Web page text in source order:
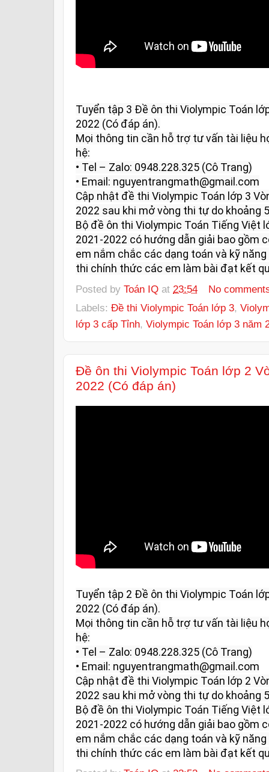
Tuyển tập 3 Đề ôn thi Violympic Toán
2022 (Có đáp án).
Mọi thông tin cần hỗ trợ tư vấn tài liệu
hệ:
• Tel – Zalo: 0948.228.325 (Cô Trang)
• Email: nguyentrangmath@gmail.com
Cập nhật đề thi Violympic Toán lớp 3
2022 sau khi mở vòng thi tự do khoảng
Bộ đề ôn thi Violympic Toán Tiếng Việt
2021-2022 có hướng dẫn giải bao gồm
em nắm chắc các dạng toán và kỹ
thi chính thức các em làm bài đạt kết
Posted by Toán IQ at 23:54
No
Labels: Đề thi Violympic Toán lớp 3,
lớp 3 cấp Tỉnh, Violympic Toán lớp 3 năm
Đề ôn thi Violympic Toán lớp 2
2022 (Có đáp án)
Tuyển tập 2 Đề ôn thi Violympic Toán
2022 (Có đáp án).
Mọi thông tin cần hỗ trợ tư vấn tài liệu
hệ:
• Tel – Zalo: 0948.228.325 (Cô Trang)
• Email: nguyentrangmath@gmail.com
Cập nhật đề thi Violympic Toán lớp 2
2022 sau khi mở vòng thi tự do khoảng
Bộ đề ôn thi Violympic Toán Tiếng Việt
2021-2022 có hướng dẫn giải bao gồm
em nắm chắc các dạng toán và kỹ
thi chính thức các em làm bài đạt kết